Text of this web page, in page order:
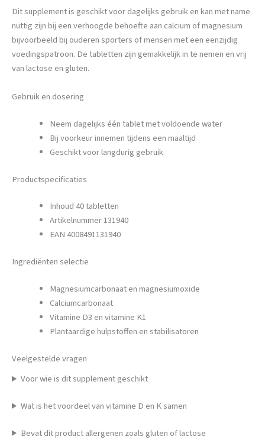
Dit supplement is geschikt voor dagelijks gebruik en kan met name
nuttig zijn bij een verhoogde behoefte aan calcium of magnesium
bijvoorbeeld bij ouderen sporters of mensen met een eenzijdig
voedingspatroon. De tabletten zijn gemakkelijk in te nemen en vrij
van lactose en gluten.
Gebruik en dosering
Neem dagelijks één tablet met voldoende water
Bij voorkeur innemen tijdens een maaltijd
Geschikt voor langdurig gebruik
Productspecificaties
Inhoud 40 tabletten
Artikelnummer 131940
EAN 4008491131940
Ingrediënten selectie
Magnesiumcarbonaat en magnesiumoxide
Calciumcarbonaat
Vitamine D3 en vitamine K1
Plantaardige hulpstoffen en stabilisatoren
Veelgestelde vragen
Voor wie is dit supplement geschikt
Wat is het voordeel van vitamine D en K samen
Bevat dit product allergenen zoals gluten of lactose